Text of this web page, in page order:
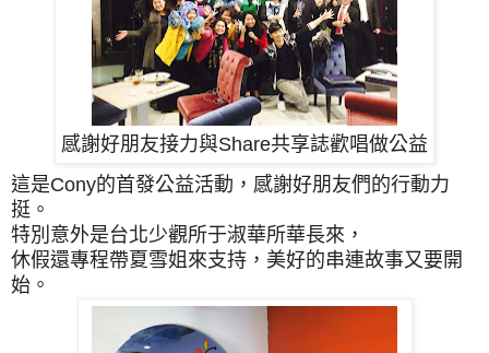
感謝好朋友接力與Share共享誌歡唱做公益
這是Cony的首發公益活動，感謝好朋友們的行動力
挺。
特別意外是台北少觀所于淑華所華長來，
休假還專程帶夏雪姐來支持， 美好的串連故事又要開
始 。